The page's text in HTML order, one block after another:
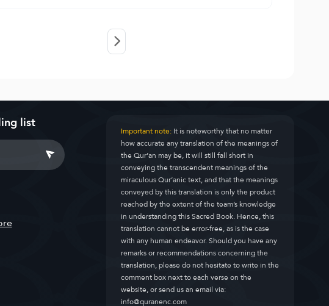
list Important note:It is noteworthy that no matter
how accurate any translation of the meanings of
the Qur’an may be, it will still fall short in
conveying the transcendent meanings of the
miraculous Qur’anic text, and that the meanings
conveyed by this translation is only the product
reached by the extent of the team’s knowledge
in understanding this Sacred Book. Hence, this
translation cannot be error-free, as is the case
with any human endeavor. Should you have any
remarks or recommendations concerning the
translation, please do not hesitate to write in the
comment box next to each verse on the
website, or send us an email via:
info@quranenc.com